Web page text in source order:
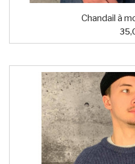
Chandail à